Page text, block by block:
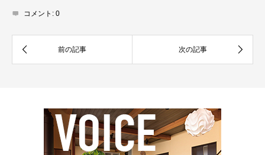
コメント: 0